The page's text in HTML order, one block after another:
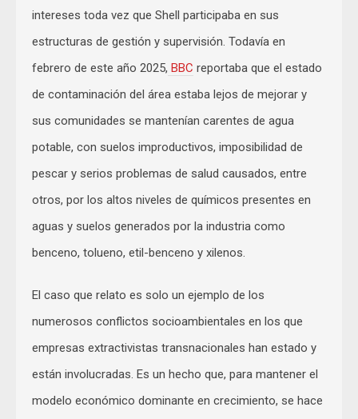
intereses toda vez que Shell participaba en sus
estructuras de gestión y supervisión. Todavía en
febrero de este año 2025, BBC reportaba que el estado
de contaminación del área estaba lejos de mejorar y
sus comunidades se mantenían carentes de agua
potable, con suelos improductivos, imposibilidad de
pescar y serios problemas de salud causados, entre
otros, por los altos niveles de químicos presentes en
aguas y suelos generados por la industria como
benceno, tolueno, etil-benceno y xilenos.
El caso que relato es solo un ejemplo de los
numerosos conflictos socioambientales en los que
empresas extractivistas transnacionales han estado y
están involucradas. Es un hecho que, para mantener el
modelo económico dominante en crecimiento, se hace